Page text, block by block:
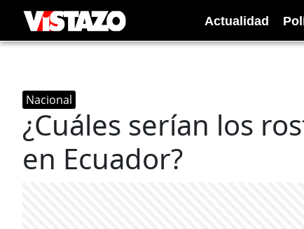
Actualidad
Nacional
¿Cuáles serían los
en Ecuador?